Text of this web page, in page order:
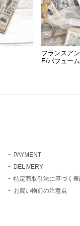
フランスア
E/パフュー
PAYMENT
DELIVERY
特定商取引法に基づく
お買い物前の注意点